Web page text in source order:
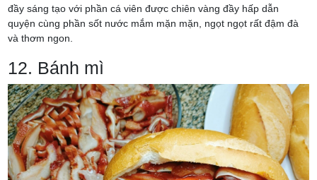
đầy sáng tạo với phần cá viên được chiên vàng đầy hấp dẫn
quyện cùng phần sốt nước mắm mặn mặn, ngọt ngọt rất đậm đà
và thơm ngon.
12. Bánh mì